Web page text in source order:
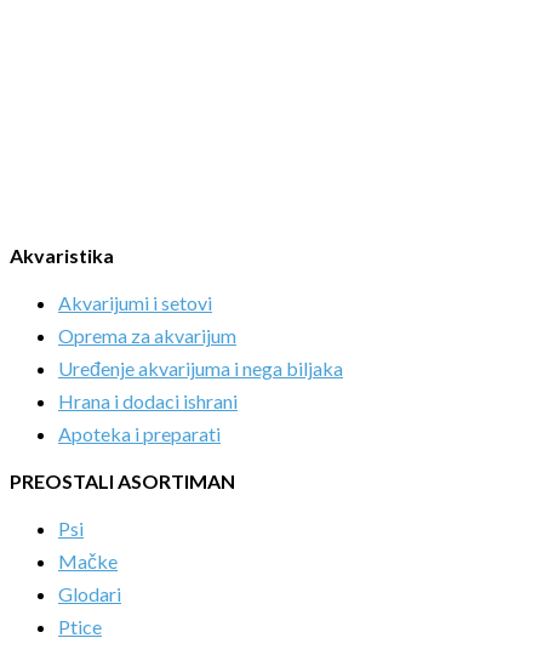
Akvaristika
Akvarijumi i setovi
Oprema za akvarijum
Uređenje akvarijuma i nega biljaka
Hrana i dodaci ishrani
Apoteka i preparati
PREOSTALI ASORTIMAN
Psi
Mačke
Glodari
Ptice